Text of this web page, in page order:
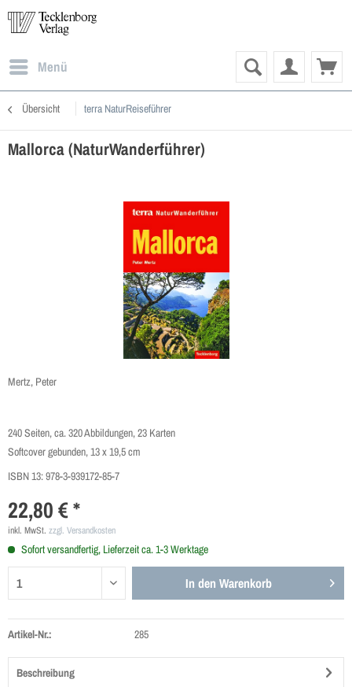
Menü
Übersicht terra NaturReiseführer
Mallorca (NaturWanderführer)
Mertz, Peter
240 Seiten, ca. 320 Abbildungen, 23 Karten
Softcover gebunden, 13 x 19,5 cm
ISBN 13:978-3-939172-85-7
22,80 € *
inkl. MwSt. zzgl. Versandkosten
Sofort versandfertig, Lieferzeit ca. 1-3 Werktage
In den Warenkorb
Artikel-Nr.: 285
Beschreibung